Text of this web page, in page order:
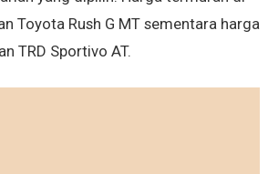
Toyota Rush G MT sementara harga
TRD Sportivo AT.